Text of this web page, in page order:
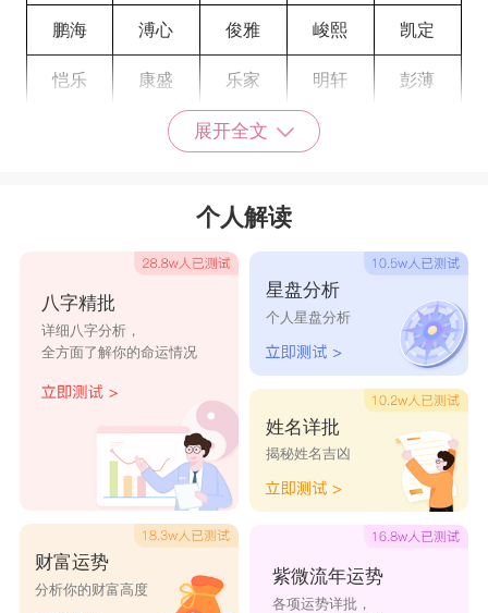
鹏海 溥心 俊雅 峻熙 凯定
恺乐 康盛 乐家 明轩 彭薄
璞玉 温书 温韦
星帆
哲欧 伦欧 炫融 泰辰
益弘 琪栋 风羽
俊锦 鹏羽 川智 星运
恩彬 辉宏 令皓
蔚渊 抒廷 翌羽 逸遥
星杰 坤靖 洪渝
路蹇 在渊 科程
展开全文
个人解读
八字精批
详细八字分析，
全方面了解你的命运情况
财富运势
分析你的财富高度
星盘分析
个人星盘分析
姓名详批
揭秘姓名吉凶
紫微流年运势
各项运势详批，